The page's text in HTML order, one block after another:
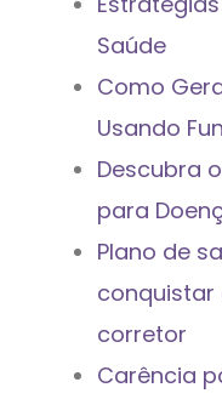
Saúde
Como
Usando
Descubra
para
Plano de
conquistar
corretor
Carência